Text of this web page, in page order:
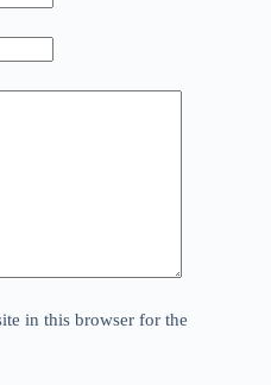
in this browser for the